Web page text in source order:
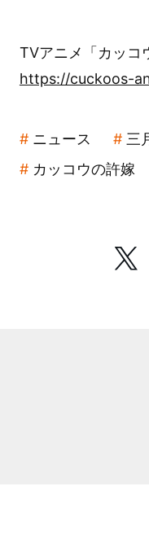
TVアニメ「カッコ
https://cuckoos-
ニュース
三
カッコウの許嫁